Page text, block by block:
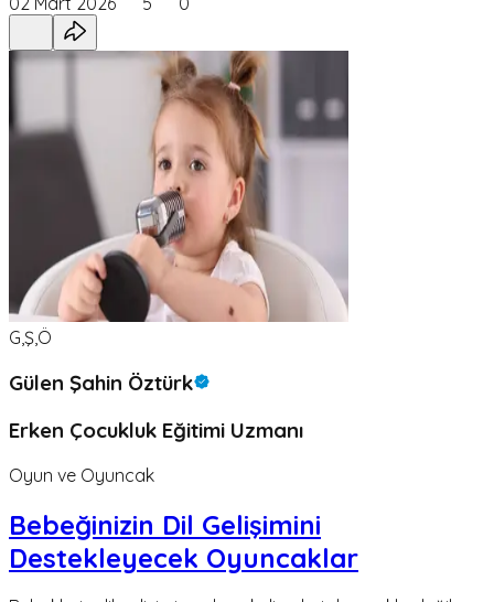
G,Ş,Ö
Gülen Şahin Öztürk
Erken Çocukluk Eğitimi Uzmanı
Oyun ve Oyuncak
Bebeğinizin Dil Gelişimini
Destekleyecek Oyuncaklar